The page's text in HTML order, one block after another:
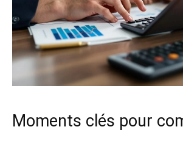
Moments clés pour